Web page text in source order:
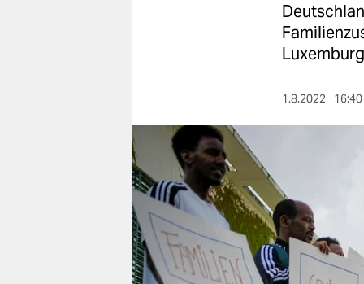
berlin
nord
wahrheit
verlag
verlag
1.8.2022